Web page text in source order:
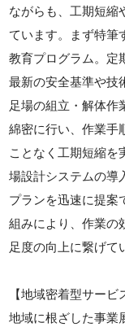
ながらも、工期短縮
ています。まず特筆
教育プログラム。定
最新の安全基準や技
足場の組立・解体作
綿密に行い、作業手
ことなく工期短縮を
場設計システムの導
プランを迅速に提案
組みにより、作業の
足度の向上に繋げて
【地域密着型サービ
地域に根ざした事業